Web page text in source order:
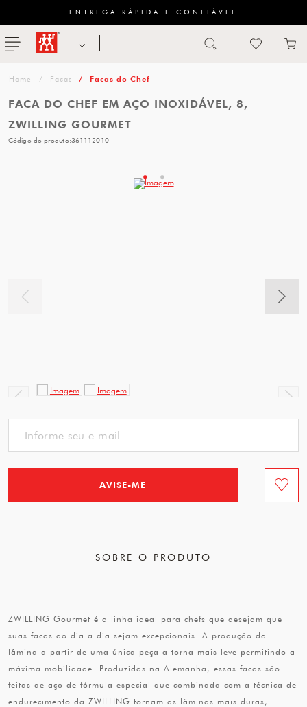
ENTREGA RÁPIDA E CONFIÁVEL
menu ZWILLING
categoria
Facas Facas do Chef
AVISE-ME
FACA DO CHEF EM AÇO INOXIDÁVEL, 8,
ZWILLING GOURMET
Código do produto:361112010
SOBRE O PRODUTO
ZWILLING Gourmet é a linha ideal para chefs que desejam que
suas facas do dia a dia sejam excepcionais. A produção da
lâmina a partir de uma única peça a torna mais leve permitindo a
máxima mobilidade. Produzidas na Alemanha, essas facas são
feitas de aço de fórmula especial que combinada com a técnica de
endurecimento da ZWILLING tornam as lâminas mais duras,